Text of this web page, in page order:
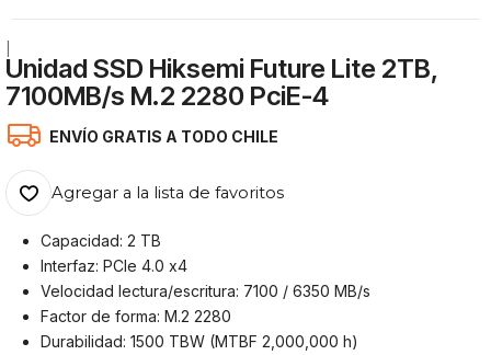
Unidad SSD Hiksemi Future Lite 2TB,
7100MB/s M.2 2280 PciE-4
ENVÍO GRATIS A TODO CHILE
Agregar a la lista de favoritos
Capacidad: 2 TB
Interfaz: PCIe 4.0 x4
Velocidad lectura/escritura: 7100 / 6350 MB/s
Factor de forma: M.2 2280
Durabilidad: 1500 TBW (MTBF 2,000,000 h)